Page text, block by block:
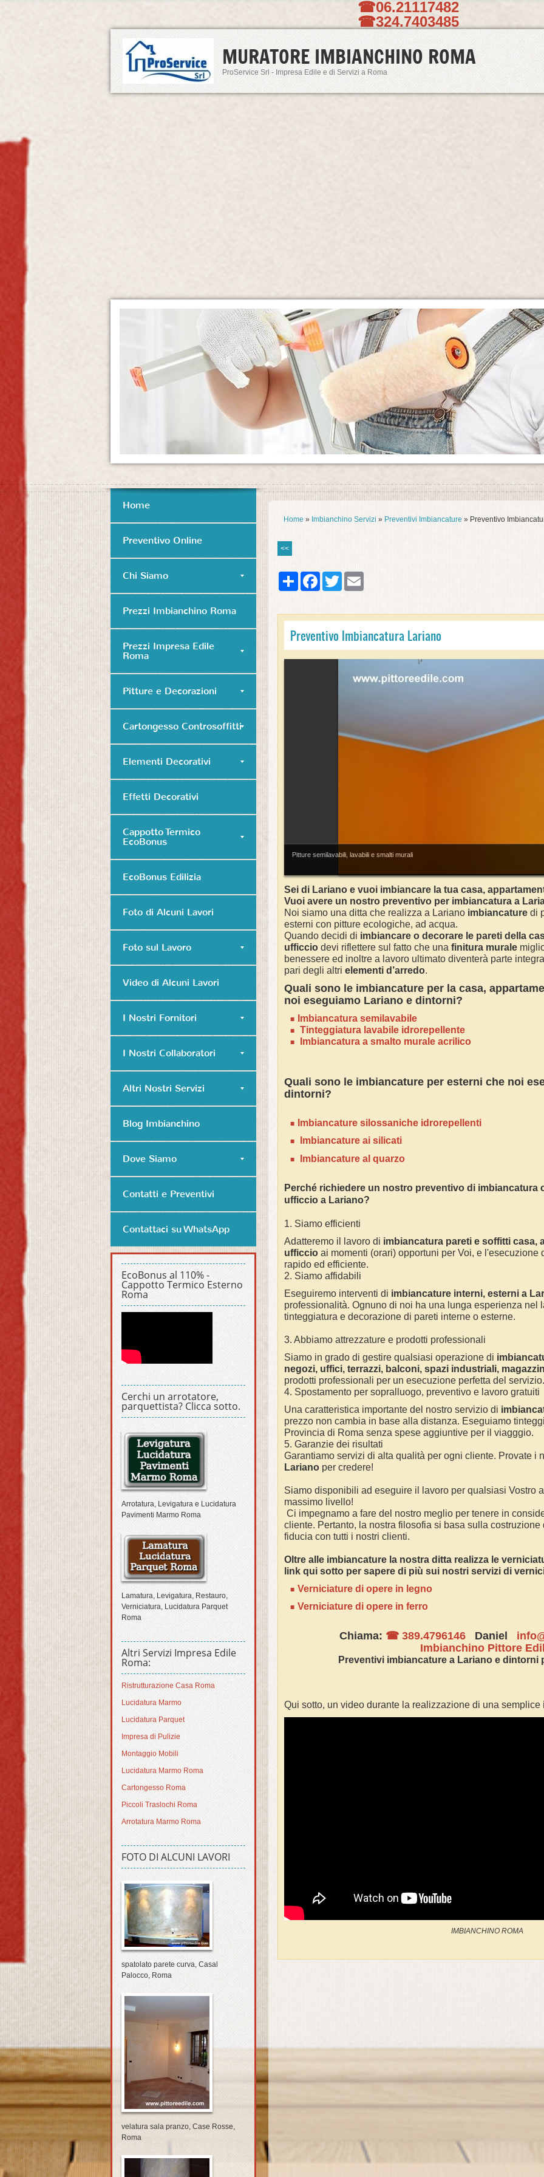
☎06.21117482
☎324.7403485
MURATORE IMBIANCHINO ROMA
ProService Srl - Impresa Edile e di Servizi a Roma
Home » Imbianchino Servizi » Preventivi Imbiancature » Preventivo
<<
Share FacebookTwitter
Preventivo Imbiancatura Lariano
Pitture semilavabili, lavabili e smalti murali
Sei di Lariano e vuoi imbiancare la tua casa,
Vuoi avere un nostro preventivo per imbiancatura a
Noi siamo una ditta che realizza a Lariano imbiancature di
esterni con pitture ecologiche, ad acqua.
Quando decidi di imbiancare o decorare le pareti della
ufficcio devi riflettere sul fatto che una finitura murale
benessere ed inoltre a lavoro ultimato diventerà parte
pari degli altri elementi d’arredo.
Quali sono le imbiancature per la casa,
noi eseguiamo Lariano e dintorni?
Imbiancatura semilavabile
Tinteggiatura lavabile idrorepellente
Imbiancatura a smalto murale acrilico
Quali sono le imbiancature per esterni che noi
dintorni?
mbiancature silossaniche idrorepellenti
Imbiancature ai silicati
Imbiancature al quarzo
Perché richiedere un nostro preventivo di imbiancatura
ufficcio a Lariano?
1. Siamo efficienti
Adatteremo il lavoro di imbiancatura pareti e soffitti casa,
ufficcio ai momenti (orari) opportuni per Voi, e l'esecuzione
rapido ed efficiente.
2. Siamo affidabili
Eseguiremo interventi di imbiancature interni, esterni a
professionalità. Ognuno di noi ha una lunga esperienza nel
tinteggiatura e decorazione di pareti interne o esterne.
3. Abbiamo attrezzature e prodotti professionali
Siamo in grado di gestire qualsiasi operazione di imbianc
negozi, uffici, terrazzi, balconi, spazi industriali,
prodotti professionali per un esecuzione perfetta del servizio.
4. Spostamento per sopralluogo, preventivo e lavoro gratuiti
Una caratteristica importante del nostro servizio di imbianc
prezzo non cambia in base alla distanza. Eseguiamo
Provincia di Roma senza spese aggiuntive per il viagggio.
5. Garanzie dei risultati
Garantiamo servizi di alta qualità per ogni cliente. Provate i
Lariano per credere!
Siamo disponibili ad eseguire il lavoro per qualsiasi Vostro
massimo livello!
Ci impegnamo a fare del nostro meglio per tenere in
cliente. Pertanto, la nostra filosofia si basa sulla
fiducia con tutti i nostri clienti.
Oltre alle imbiancature la nostra ditta realizza le
link qui sotto per sapere di più sui nostri servizi di
Verniciature di opere in legno
Verniciature di opere in ferro
Chiama: ☎ 389.4796146Daniel
Imbianchino Pittore
Preventivi imbiancature a Lariano e dintorni
Qui sotto, un video durante la realizzazione di una semplice
IMBIANCHINO ROMA
Home
Preventivo Online
Chi Siamo
Prezzi Imbianchino Roma
Prezzi Impresa Edile
Roma
Pitture e Decorazioni
Cartongesso Controsoffitti
Elementi Decorativi
Effetti Decorativi
Cappotto Termico
EcoBonus
EcoBonus Edilizia
Foto di Alcuni Lavori
Foto sul Lavoro
Video di Alcuni Lavori
I Nostri Fornitori
I Nostri Collaboratori
Altri Nostri Servizi
Blog Imbianchino
Dove Siamo
Contatti e Preventivi
Contattaci su WhatsApp
EcoBonus al 110% -
Cappotto Termico Esterno
Roma
Cerchi un arrotatore,
parquettista? Clicca sotto.
Arrotatura, Levigatura e Lucidatura
Pavimenti Marmo Roma
Lamatura, Levigatura, Restauro,
Verniciatura, Lucidatura Parquet
Roma
Altri Servizi Impresa Edile
Roma:
Ristrutturazione Casa Roma
Lucidatura Marmo
Lucidatura Parquet
Impresa di Pulizie
Montaggio Mobili
Lucidatura Marmo Roma
Cartongesso Roma
Piccoli Traslochi Roma
Arrotatura Marmo Roma
FOTO DI ALCUNI LAVORI
spatolato parete curva, Casal
Palocco, Roma
velatura sala pranzo, Case Rosse,
Roma